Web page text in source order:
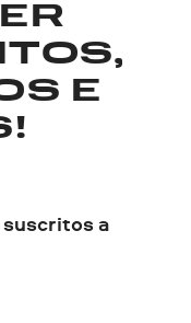
E
suscritos a